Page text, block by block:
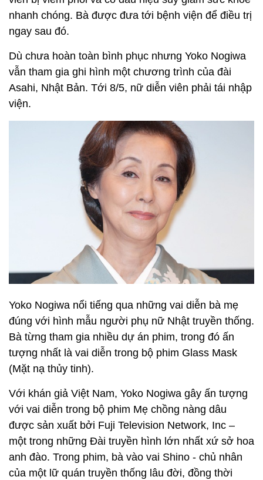
nhanh chóng. Bà được đưa tới bệnh viện để điều trị
ngay sau đó.
Dù chưa hoàn toàn bình phục nhưng Yoko Nogiwa
vẫn tham gia ghi hình một chương trình của đài
Asahi, Nhật Bản. Tới 8/5, nữ diễn viên phải tái nhập
viện.
Yoko Nogiwa nổi tiếng qua những vai diễn bà mẹ
đúng với hình mẫu người phụ nữ Nhật truyền thống.
Bà từng tham gia nhiều dự án phim, trong đó ấn
tượng nhất là vai diễn trong bộ phim Glass Mask
(Mặt nạ thủy tinh).
Với khán giả Việt Nam, Yoko Nogiwa gây ấn tượng
với vai diễn trong bộ phim Mẹ chồng nàng dâu
được sản xuất bởi Fuji Television Network, Inc –
một trong những Đài truyền hình lớn nhất xứ sở hoa
anh đào. Trong phim, bà vào vai Shino - chủ nhân
của một lữ quán truyền thống lâu đời, đồng thời